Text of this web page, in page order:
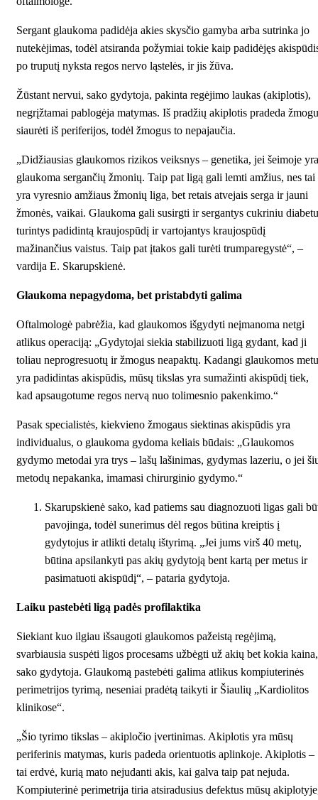
Sergant glaukoma padidėja akies skysčio gamyba arba sutrinka jo
nutekėjimas, todėl atsiranda požymiai tokie kaip padidėjęs
po truputį nyksta regos nervo ląstelės, ir jis žūva.
Žūstant nervui, sako gydytoja, pakinta regėjimo laukas (akiplotis),
negrįžtamai pablogėja matymas. Iš pradžių akiplotis pradeda
siaurėti iš periferijos, todėl žmogus to nepajaučia.
„Didžiausias glaukomos rizikos veiksnys – genetika, jei šeimoje yra
glaukoma sergančių žmonių. Taip pat ligą gali lemti amžius, nes tai
yra vyresnio amžiaus žmonių liga, bet retais atvejais serga ir jauni
žmonės, vaikai. Glaukoma gali susirgti ir sergantys cukriniu
turintys padidintą kraujospūdį ir vartojantys kraujospūdį
mažinančius vaistus. Taip pat įtakos gali turėti trumparegystė“, –
vardija E. Skarupskienė.
Glaukoma nepagydoma, bet pristabdyti galima
Oftalmologė pabrėžia, kad glaukomos išgydyti neįmanoma netgi
atlikus operaciją: „Gydytojai siekia stabilizuoti ligą gydant, kad ji
toliau neprogresuotų ir žmogus neapaktų. Kadangi glaukomos metu
yra padidintas akispūdis, mūsų tikslas yra sumažinti akispūdį tiek,
kad apsaugotume regos nervą nuo tolimesnio pakenkimo.“
Pasak specialistės, kiekvieno žmogaus siektinas akispūdis yra
individualus, o glaukoma gydoma keliais būdais: „Glaukomos
gydymo metodai yra trys – lašų lašinimas, gydymas lazeriu, o jei
metodų nepakanka, imamasi chirurginio gydymo.“
Skarupskienė sako, kad patiems sau diagnozuoti ligas gali
pavojinga, todėl sunerimus dėl regos būtina kreiptis į
gydytojus ir atlikti detalų ištyrimą. „Jei jums virš 40 metų,
būtina apsilankyti pas akių gydytoją bent kartą per metus ir
pasimatuoti akispūdį“, – pataria gydytoja.
Laiku pastebėti ligą padės profilaktika
Siekiant kuo ilgiau išsaugoti glaukomos pažeistą regėjimą,
svarbiausia suspėti ligos procesams užbėgti už akių bet kokia kaina,
sako gydytoja. Glaukomą pastebėti galima atlikus kompiuterinės
perimetrijos tyrimą, neseniai pradėtą taikyti ir Šiaulių „Kardiolitos
klinikose“.
„Šio tyrimo tikslas – akipločio įvertinimas. Akiplotis yra mūsų
periferinis matymas, kuris padeda orientuotis aplinkoje. Akiplotis –
tai erdvė, kurią mato nejudanti akis, kai galva taip pat nejuda.
Kompiuterinė perimetrija tiria atsiradusius defektus mūsų